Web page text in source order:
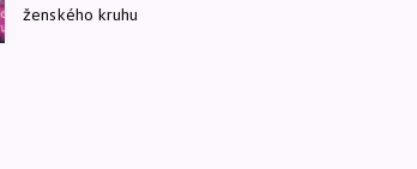
ženského kruhu